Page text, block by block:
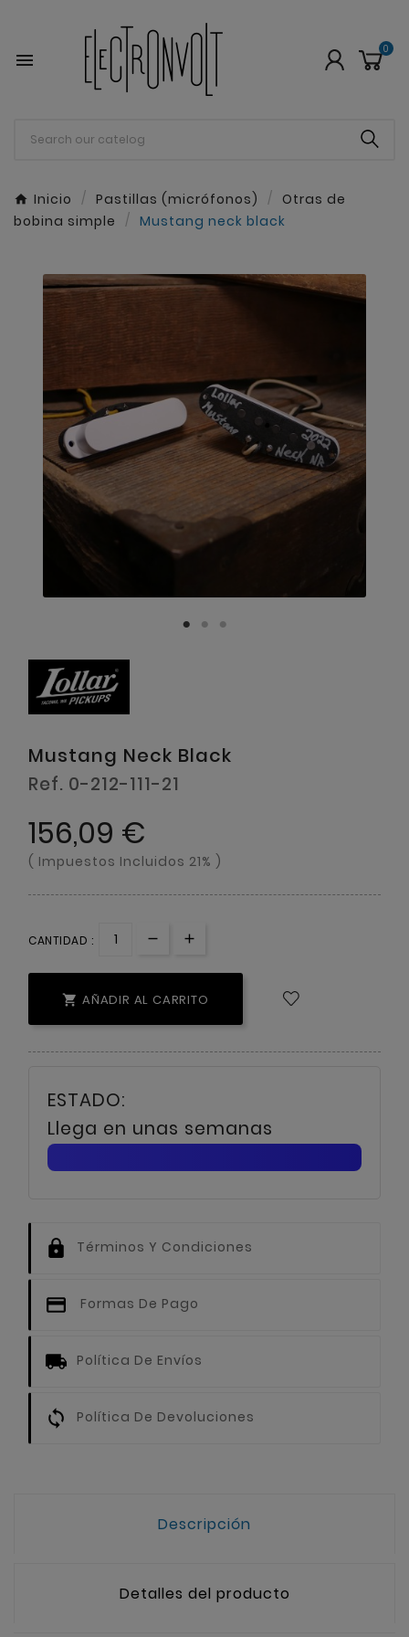

0
Inicio Pastillas (micrófonos)
Otras de
bobina simple
Mustang neck black
Mustang Neck Black
Ref. 0-212-111-21
156,09 €
( Impuestos Incluidos 21% )
CANTIDAD :
 AÑADIR AL CARRITO
Llega en unas semanas
Términos Y Condiciones
Formas De Pago
Política De Envíos
Política De Devoluciones
Descripción
Detalles del producto